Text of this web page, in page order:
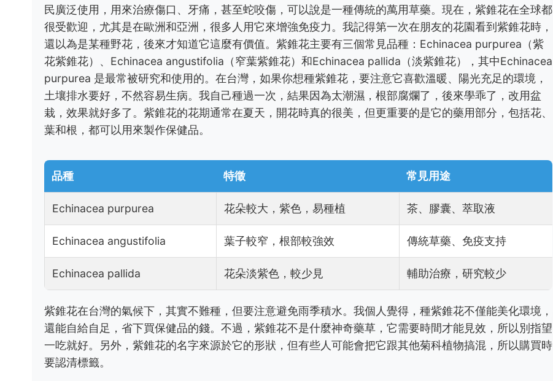
民廣泛使用，用來治療傷口、牙痛，甚至蛇咬傷，可以說是一種傳統的萬用草藥。現在，紫錐花在全球都
很受歡迎，尤其是在歐洲和亞洲，很多人用它來增強免疫力。我記得第一次在朋友的花園看到紫錐花時，
還以為是某種野花，後來才知道它這麼有價值。紫錐花主要有三個常見品種：Echinacea purpurea（紫
花紫錐花）、Echinacea angustifolia（窄葉紫錐花）和Echinacea pallida（淡紫錐花），其中Echinacea
purpurea 是最常被研究和使用的。在台灣，如果你想種紫錐花，要注意它喜歡溫暖、陽光充足的環境，
土壤排水要好，不然容易生病。我自己種過一次，結果因為太潮濕，根部腐爛了，後來學乖了，改用盆
栽，效果就好多了。紫錐花的花期通常在夏天，開花時真的很美，但更重要的是它的藥用部分，包括花、
葉和根，都可以用來製作保健品。
品種 特徵 常見用途
Echinacea purpurea 花朵較大，紫色，易種植 茶、膠囊、萃取液
Echinacea angustifolia 葉子較窄，根部較強效 傳統草藥、免疫支持
Echinacea pallida 花朵淡紫色，較少見 輔助治療，研究較少
紫錐花在台灣的氣候下，其實不難種，但要注意避免雨季積水。我個人覺得，種紫錐花不僅能美化環境，
還能自給自足，省下買保健品的錢。不過，紫錐花不是什麼神奇藥草，它需要時間才能見效，所以別指望
一吃就好。另外，紫錐花的名字來源於它的形狀，但有些人可能會把它跟其他菊科植物搞混，所以購買時
要認清標籤。